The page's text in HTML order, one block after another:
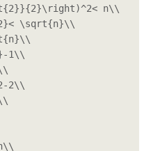
n\\
\sqrt{n}\\
1\\
2\\